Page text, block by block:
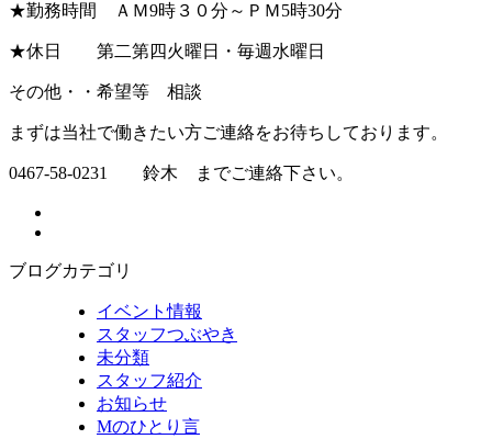
★勤務時間 ＡＭ9時３０分～ＰＭ5時30分
★休日 第二第四火曜日・毎週水曜日
その他・・希望等 相談
まずは当社で働きたい方ご連絡をお待ちしております。
0467‐58‐0231 鈴木 までご連絡下さい。
ブログカテゴリ
イベント情報
スタッフつぶやき
未分類
スタッフ紹介
お知らせ
Mのひとり言